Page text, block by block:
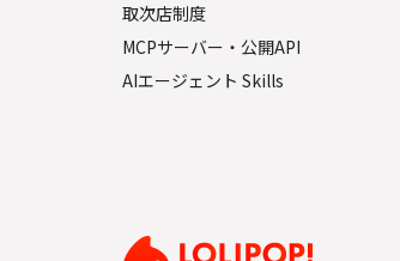
取次店制度
MCPサーバー・公開API
AIエージェント Skills